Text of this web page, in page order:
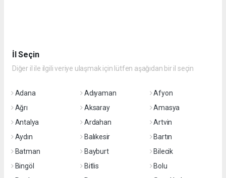
İl Seçin
Diğer il ile ilgili veriye ulaşmak için lütfen aşağıdan bir il seçin
Adana Adıyaman
Afyon
Ağrı
Aksaray
Amasya
Antalya
Ardahan
Artvin
Aydın
Balıkesir
Bartın
Batman
Bayburt
Bilecik
Bingöl
Bitlis
Bolu